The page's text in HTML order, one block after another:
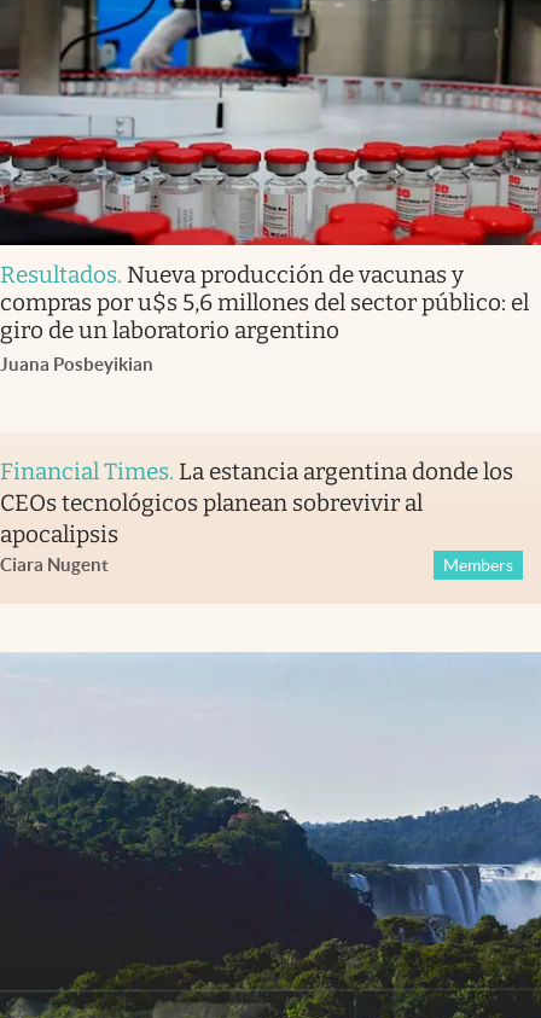
Resultados. Nueva producción de vacunas y
compras por u$s 5,6 millones del sector público: el
giro de un laboratorio argentino
Juana Posbeyikian
Financial Times. La estancia argentina donde los
CEOs tecnológicos planean sobrevivir al
apocalipsis
Ciara Nugent Members